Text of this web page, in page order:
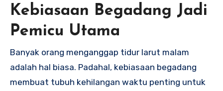
Kebiasaan Begadang Jadi
Pemicu Utama
Banyak orang menganggap tidur larut malam
adalah hal biasa. Padahal, kebiasaan begadang
membuat tubuh kehilangan waktu penting untuk